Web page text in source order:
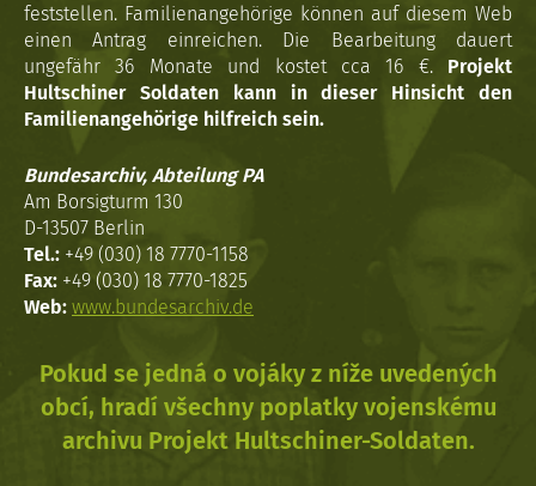
feststellen. Familienangehörige können auf diesem Web
einen Antrag einreichen. Die Bearbeitung dauert
ungefähr 36 Monate und kostet cca 16 €. Projekt
Hultschiner Soldaten kann in dieser Hinsicht den
Familienangehörige hilfreich sein.
Bundesarchiv, Abteilung PA
Am Borsigturm 130
D-13507 Berlin
Tel.: +49 (030) 18 7770-1158
Fax: +49 (030) 18 7770-1825
Web: www.bundesarchiv.de
Pokud se jedná o vojáky z níže uvedených
obcí, hradí všechny poplatky vojenskému
archivu Projekt Hultschiner-Soldaten.